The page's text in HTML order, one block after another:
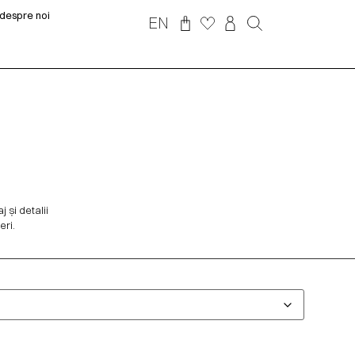
despre noi
EN
și detalii